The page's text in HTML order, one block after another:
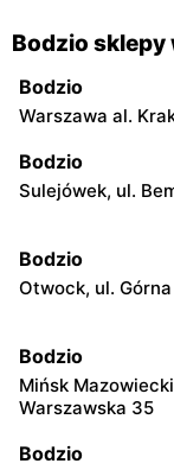
Bodzio sklepy
Bodzio
Warszawa al.
Bodzio
Sulejówek, ul.
Bodzio
Otwock, ul. Górna
Bodzio
Mińsk
Warszawska 35
Bodzio